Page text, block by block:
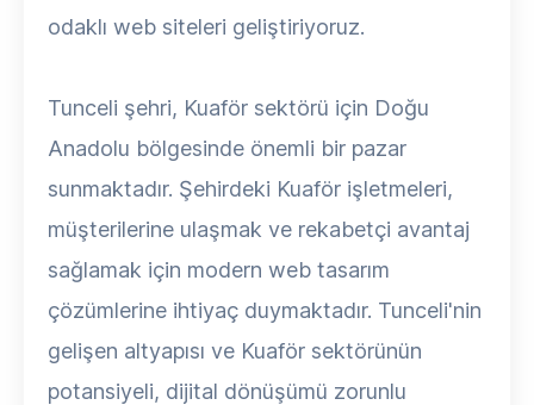
odaklı web siteleri geliştiriyoruz.
Tunceli şehri, Kuaför sektörü için Doğu
Anadolu bölgesinde önemli bir pazar
sunmaktadır. Şehirdeki Kuaför işletmeleri,
müşterilerine ulaşmak ve rekabetçi avantaj
sağlamak için modern web tasarım
çözümlerine ihtiyaç duymaktadır. Tunceli'nin
gelişen altyapısı ve Kuaför sektörünün
potansiyeli, dijital dönüşümü zorunlu